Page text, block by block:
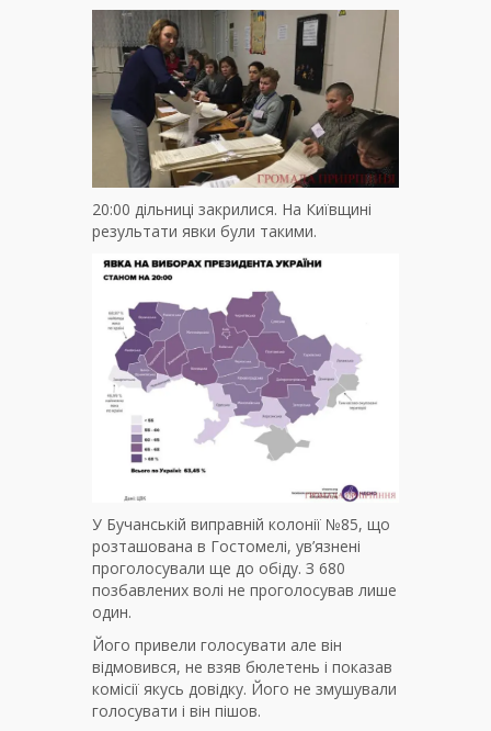
20:00 дільниці закрилися. На Київщині
результати явки були такими.
У Бучанській виправній колонії №85, що
розташована в Гостомелі, ув’язнені
проголосували ще до обіду. З 680
позбавлених волі не проголосував лише
один.
Його привели голосувати але він
відмовився, не взяв бюлетень і показав
комісії якусь довідку. Його не змушували
голосувати і він пішов.